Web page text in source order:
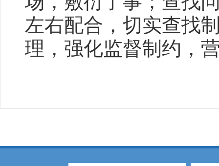
左右配合，切实查找
理，强化监督制约，